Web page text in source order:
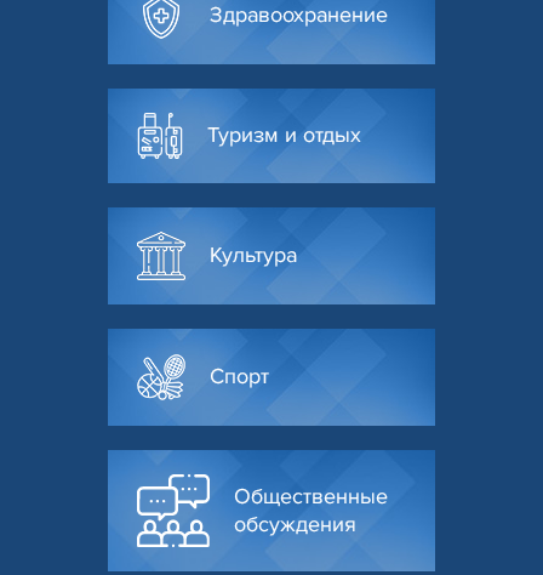
Здравоохранение
Туризм и отдых
Культура
Спорт
Общественные
обсуждения